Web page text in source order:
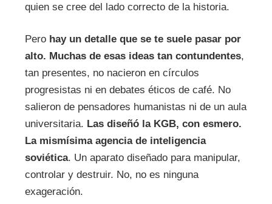
quien se cree del lado correcto de la historia.
Pero hay un detalle que se te suele pasar por
alto. Muchas de esas ideas tan contundentes,
tan presentes, no nacieron en círculos
progresistas ni en debates éticos de café. No
salieron de pensadores humanistas ni de un aula
universitaria. Las diseñó la KGB, con esmero.
La mismísima agencia de inteligencia
soviética. Un aparato diseñado para manipular,
controlar y destruir. No, no es ninguna
exageración.